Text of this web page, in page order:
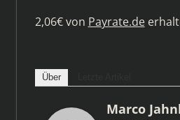
2,06€ von Payrate.de
Über
Marco